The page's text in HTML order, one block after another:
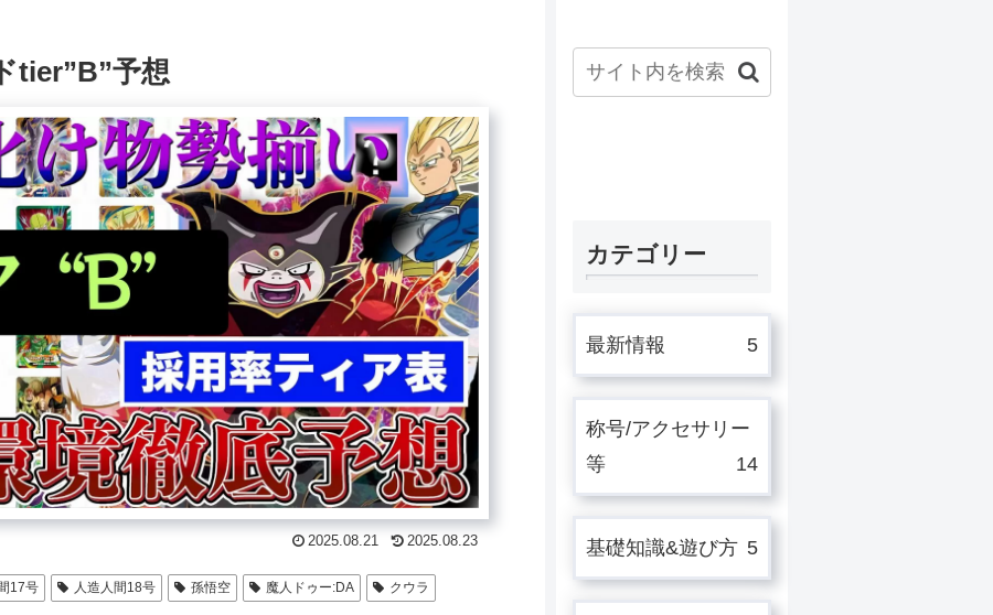
tier”B”予想
2025.08.21 2025.08.23
17号 人造人間18号 孫悟空 魔人ドゥー:DA クウラ
カテゴリー
最新情報 5
称号/アクセサリー
等
14
基礎知識&遊び方 5